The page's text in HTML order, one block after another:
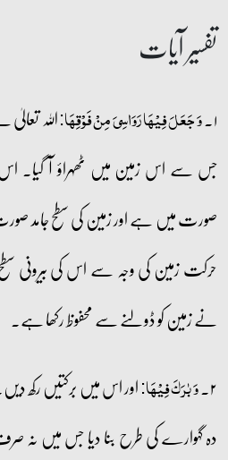
تفسیر آیات
۱۔ وَ جَعَلَ فِیۡہَا رَوَاسِیَ مِنۡ فَوۡقِہَا:اللہ
جس سے اس زمین میں ٹھہراؤ آ گیا۔ اس
صورت میں ہے اور زمین کی سطح جامد
حرکت زمین کی وجہ سے اس کی بیرونی
نے زمین کو ڈولنے سے محفوظ رکھا ہے۔
۲۔ وَ بٰرَکَ فِیۡہَا:اور اس میں برکتیں رکھ
دہ گہوارے کی طرح بنا دیا جس میں نہ